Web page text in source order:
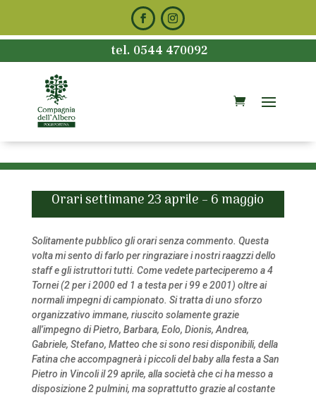
tel. 0544 470092
Orari settimane 23 aprile – 6 maggio
Solitamente pubblico gli orari senza commento. Questa
volta mi sento di farlo per ringraziare i nostri raagzzi dello
staff e gli istruttori tutti. Come vedete parteciperemo a 4
Tornei (2 per i 2000 ed 1 a testa per i 99 e 2001) oltre ai
normali impegni di campionato. Si tratta di uno sforzo
organizzativo immane, riuscito solamente grazie
all’impegno di Pietro, Barbara, Eolo, Dionis, Andrea,
Gabriele, Stefano, Matteo che si sono resi disponibili, della
Fatina che accompagnerà i piccoli del baby alla festa a San
Pietro in Vincoli il 29 aprile, alla società che ci ha messo a
disposizione 2 pulmini, ma soprattutto grazie al costante